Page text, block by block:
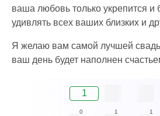
ваша любовь только укрепится и
удивлять всех ваших близких и
Я желаю вам самой лучшей
ваш день будет наполнен
1
0 1 1